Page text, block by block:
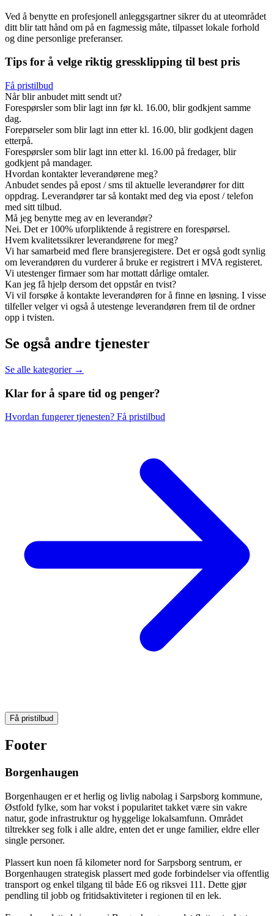
Ved å benytte en profesjonell anleggsgartner sikrer du at uteområdet
ditt blir tatt hånd om på en fagmessig måte, tilpasset lokale forhold
og dine personlige preferanser.
Tips for å velge riktig gressklipping til best pris
Få pristilbud
Når blir anbudet mitt sendt ut?
Forespørsler som blir lagt inn før kl. 16.00, blir godkjent samme
dag.
Forepørseler som blir lagt inn etter kl. 16.00, blir godkjent dagen
etterpå.
Forespørsler som blir lagt inn etter kl. 16.00 på fredager, blir
godkjent på mandager.
Hvordan kontakter leverandørene meg?
Anbudet sendes på epost / sms til aktuelle leverandører for ditt
oppdrag. Leverandører tar så kontakt med deg via epost / telefon
med sitt tilbud.
Må jeg benytte meg av en leverandør?
Nei. Det er 100% uforpliktende å registrere en forespørsel.
Hvem kvalitetssikrer leverandørene for meg?
Vi har samarbeid med flere bransjeregistere. Det er også godt synlig
om leverandøren du vurderer å bruke er registrert i MVA registeret.
Vi utestenger firmaer som har mottatt dårlige omtaler.
Kan jeg få hjelp dersom det oppstår en tvist?
Vi vil forsøke å kontakte leverandøren for å finne en løsning. I visse
tilfeller velger vi også å utestenge leverandøren frem til de ordner
opp i tvisten.
Se også andre tjenester
Se alle kategorier →
Klar for å spare tid og penger?
Hvordan fungerer tjenesten? Få pristilbud
Få pristilbud
Footer
Borgenhaugen
Borgenhaugen er et herlig og livlig nabolag i Sarpsborg kommune,
Østfold fylke, som har vokst i popularitet takket være sin vakre
natur, gode infrastruktur og hyggelige lokalsamfunn. Området
tiltrekker seg folk i alle aldre, enten det er unge familier, eldre eller
single personer.
Plassert kun noen få kilometer nord for Sarpsborg sentrum, er
Borgenhaugen strategisk plassert med gode forbindelser via offentlig
transport og enkel tilgang til både E6 og riksvei 111. Dette gjør
pendling til jobb og fritidsaktiviteter i regionen til en lek.